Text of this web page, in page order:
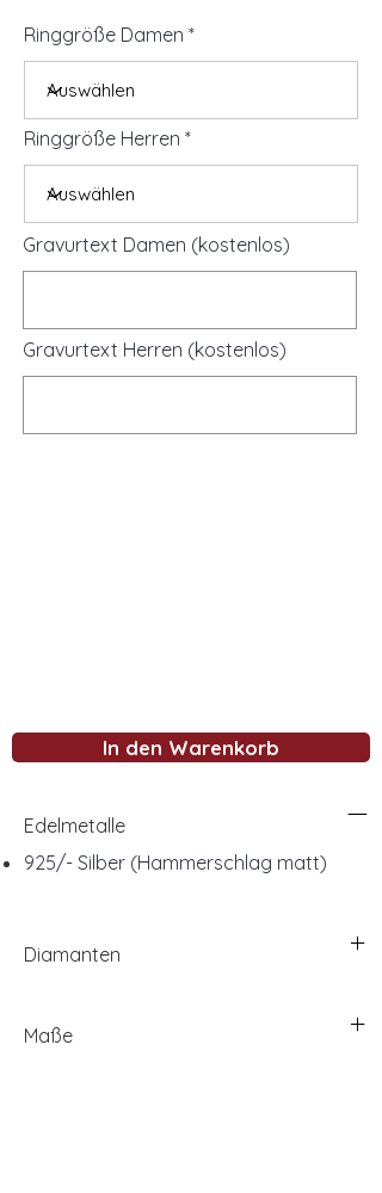
Ringgröße Damen
Ringgröße Herren
Gravurtext Damen (kostenlos)
Gravurtext Herren (kostenlos)
In den Warenkorb
Edelmetalle
925/- Silber (Hammerschlag matt)
Diamanten
Maße